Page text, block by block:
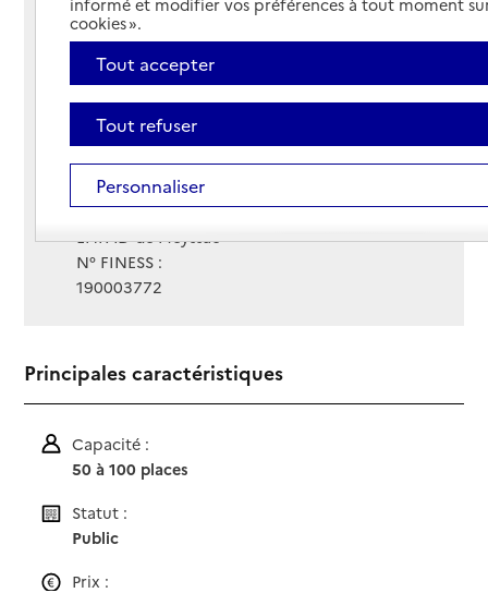
Rue du Clos Joli
19500 - Meyssac
Voir itinéraire
05 55 84 56 56
Contact
Contact
Site Internet
Site internet non renseigné
Gestionnaire :
EHPAD de Meyssac
N° FINESS :
190003772
Principales caractéristiques
Capacité :
50 à 100 places
Statut :
Public
Prix :
informé et modifier vos préférences à tout moment
cookies ».
Tout accepter
Tout refuser
Personnaliser